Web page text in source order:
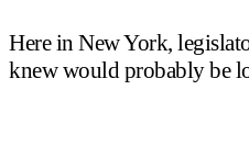
Here in New York,
knew would probably be